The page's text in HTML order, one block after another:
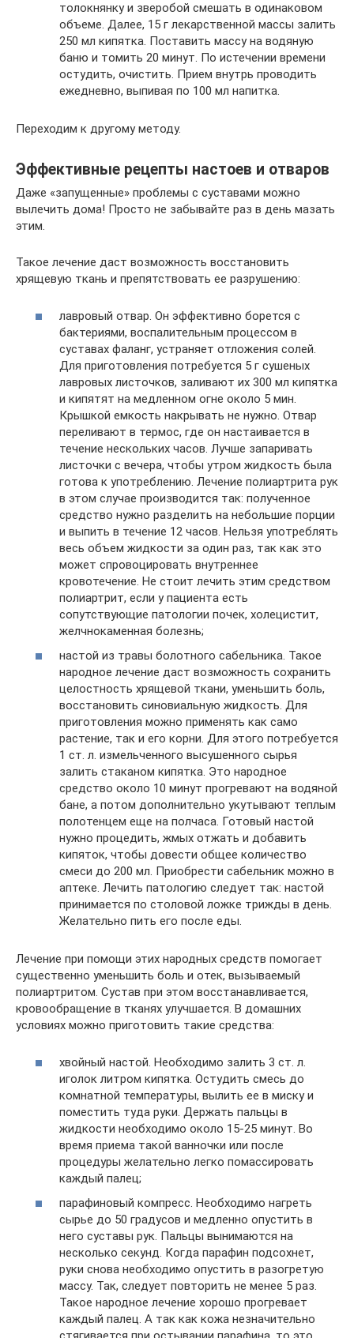
толокнянку и зверобой смешать в одинаковом
объеме. Далее, 15 г лекарственной массы залить
250 мл кипятка. Поставить массу на водяную
баню и томить 20 минут. По истечении времени
остудить, очистить. Прием внутрь проводить
ежедневно, выпивая по 100 мл напитка.
Переходим к другому методу.
Эффективные рецепты настоев и отваров
Даже «запущенные» проблемы с суставами можно
вылечить дома! Просто не забывайте раз в день мазать
этим.
Такое лечение даст возможность восстановить
хрящевую ткань и препятствовать ее разрушению:
лавровый отвар. Он эффективно борется с
бактериями, воспалительным процессом в
суставах фаланг, устраняет отложения солей.
Для приготовления потребуется 5 г сушеных
лавровых листочков, заливают их 300 мл кипятка
и кипятят на медленном огне около 5 мин.
Крышкой емкость накрывать не нужно. Отвар
переливают в термос, где он настаивается в
течение нескольких часов. Лучше запаривать
листочки с вечера, чтобы утром жидкость была
готова к употреблению. Лечение полиартрита рук
в этом случае производится так: полученное
средство нужно разделить на небольшие порции
и выпить в течение 12 часов. Нельзя употреблять
весь объем жидкости за один раз, так как это
может спровоцировать внутреннее
кровотечение. Не стоит лечить этим средством
полиартрит, если у пациента есть
сопутствующие патологии почек, холецистит,
желчнокаменная болезнь;
настой из травы болотного сабельника. Такое
народное лечение даст возможность сохранить
целостность хрящевой ткани, уменьшить боль,
восстановить синовиальную жидкость. Для
приготовления можно применять как само
растение, так и его корни. Для этого потребуется
1 ст. л. измельченного высушенного сырья
залить стаканом кипятка. Это народное
средство около 10 минут прогревают на водяной
бане, а потом дополнительно укутывают теплым
полотенцем еще на полчаса. Готовый настой
нужно процедить, жмых отжать и добавить
кипяток, чтобы довести общее количество
смеси до 200 мл. Приобрести сабельник можно в
аптеке. Лечить патологию следует так: настой
принимается по столовой ложке трижды в день.
Желательно пить его после еды.
Лечение при помощи этих народных средств помогает
существенно уменьшить боль и отек, вызываемый
полиартритом. Сустав при этом восстанавливается,
кровообращение в тканях улучшается. В домашних
условиях можно приготовить такие средства:
хвойный настой. Необходимо залить 3 ст. л.
иголок литром кипятка. Остудить смесь до
комнатной температуры, вылить ее в миску и
поместить туда руки. Держать пальцы в
жидкости необходимо около 15-25 минут. Во
время приема такой ванночки или после
процедуры желательно легко помассировать
каждый палец;
парафиновый компресс. Необходимо нагреть
сырье до 50 градусов и медленно опустить в
него суставы рук. Пальцы вынимаются на
несколько секунд. Когда парафин подсохнет,
руки снова необходимо опустить в разогретую
массу. Так, следует повторить не менее 5 раз.
Такое народное лечение хорошо прогревает
каждый палец. А так как кожа незначительно